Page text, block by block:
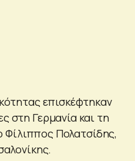
επισκέφτηκαν
στη Γερμανία και τη
Φίλιππος Πολατσίδης,